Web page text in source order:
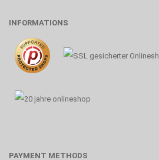
INFORMATIONS
PAYMENT METHODS